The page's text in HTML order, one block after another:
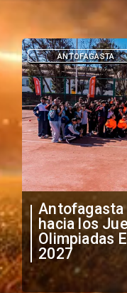
"Falta de
anuncia
irregular de
extranjeros
DEPORTES